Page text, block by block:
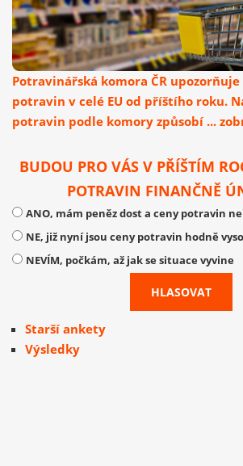
Potravinářská komora ČR upozorňuje
potravin v celé EU od příštího roku.
potravin podle komory způsobí ...
BUDOU PRO VÁS V PŘÍŠTÍM
POTRAVIN FINANČNĚ
ANO, mám peněz dost a ceny potravin
NE, již nyní jsou ceny potravin hodně
NEVÍM, počkám, až jak se situace vyvine
Starší ankety
Výsledky